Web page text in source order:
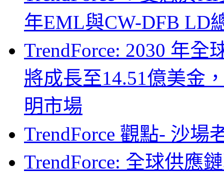
年EML與CW-DFB LD
TrendForce: 2030 年
將成長至14.51億美金
明市場
TrendForce 觀點- 沙場
TrendForce: 全球供應